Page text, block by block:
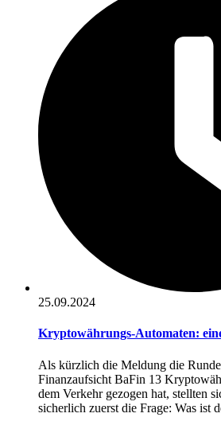
25.09.2024
Kryptowährungs-Automaten:
Als kürzlich die Meldung die Runde
Finanzaufsicht BaFin 13
dem Verkehr gezogen hat, stellten
sicherlich zuerst die Frage: Was ist